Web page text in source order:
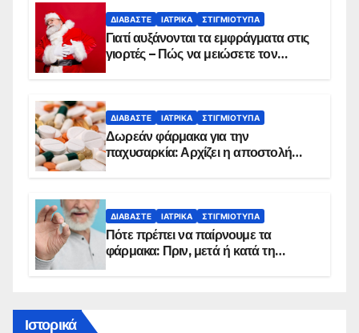
ΔΙΑΒΆΣΤΕ ΙΑΤΡΙΚΆ ΣΤΙΓΜΙΌΤΥΠΑ
Γιατί αυξάνονται τα εμφράγματα στις
γιορτές – Πώς να μειώσετε τον
ΔΙΑΒΆΣΤΕ ΙΑΤΡΙΚΆ ΣΤΙΓΜΙΌΤΥΠΑ
Δωρεάν φάρμακα για την
παχυσαρκία: Αρχίζει η αποστολή
ΔΙΑΒΆΣΤΕ ΙΑΤΡΙΚΆ ΣΤΙΓΜΙΌΤΥΠΑ
Πότε πρέπει να παίρνουμε τα
φάρμακα: Πριν, μετά ή κατά τη
Ιστορικά